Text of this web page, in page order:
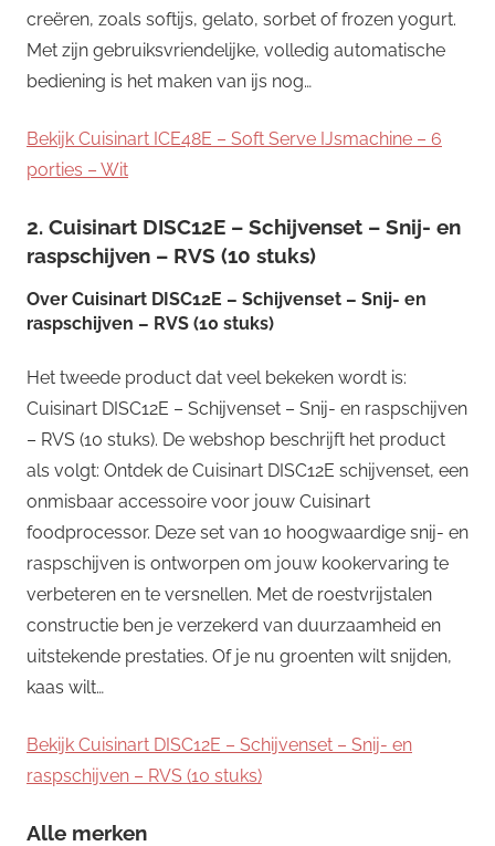
creëren, zoals softijs, gelato, sorbet of frozen yogurt.
Met zijn gebruiksvriendelijke, volledig automatische
bediening is het maken van ijs nog…
Bekijk Cuisinart ICE48E – Soft Serve IJsmachine – 6
porties – Wit
2. Cuisinart DISC12E – Schijvenset – Snij- en
raspschijven – RVS (10 stuks)
Over Cuisinart DISC12E – Schijvenset – Snij- en
raspschijven – RVS (10 stuks)
Het tweede product dat veel bekeken wordt is:
Cuisinart DISC12E – Schijvenset – Snij- en raspschijven
– RVS (10 stuks). De webshop beschrijft het product
als volgt: Ontdek de Cuisinart DISC12E schijvenset, een
onmisbaar accessoire voor jouw Cuisinart
foodprocessor. Deze set van 10 hoogwaardige snij- en
raspschijven is ontworpen om jouw kookervaring te
verbeteren en te versnellen. Met de roestvrijstalen
constructie ben je verzekerd van duurzaamheid en
uitstekende prestaties. Of je nu groenten wilt snijden,
kaas wilt…
Bekijk Cuisinart DISC12E – Schijvenset – Snij- en
raspschijven – RVS (10 stuks)
Alle merken